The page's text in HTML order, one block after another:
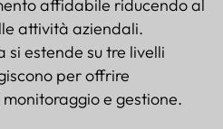
affidabile riducendo al
attività aziendali.
si estende su tre livelli
per offrire
e gestione.